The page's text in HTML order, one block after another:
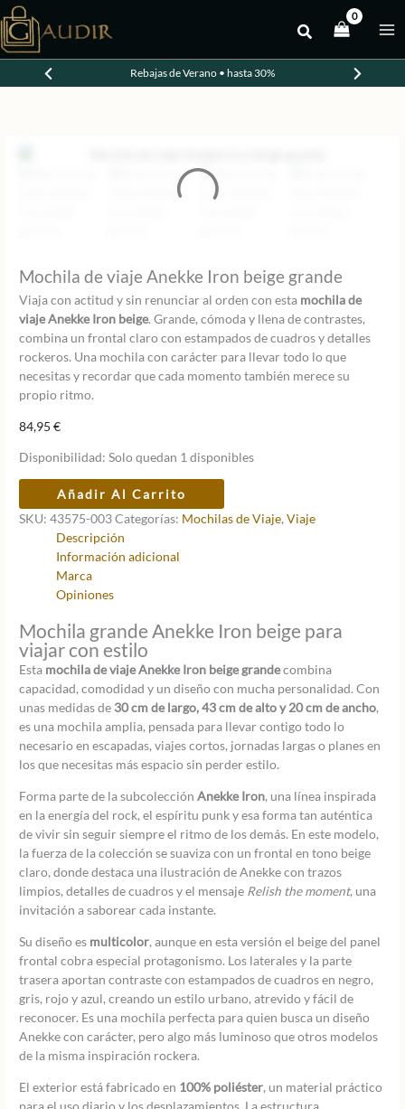
al
contenido
Rebajas de Verano • hasta 30%
Mochila de viaje Anekke Iron beige grande
Viaja con actitud y sin renunciar al orden con esta mochila de
viaje Anekke Iron beige. Grande, cómoda y llena de contrastes,
combina un frontal claro con estampados de cuadros y detalles
rockeros. Una mochila con carácter para llevar todo lo que
necesitas y recordar que cada momento también merece su
propio ritmo.
84,95€
Disponibilidad: Solo quedan 1 disponibles
Mochila
de
viaje
Anekke
grande
cantidad
Añadir Al Carrito
SKU:43575-003Categorías: Mochilas de Viaje,Viaje
Descripción
Información adicional
Marca
Opiniones
Mochila grande Anekke Iron beige para
viajar con estilo
Esta mochila de viaje Anekke Iron beige grandecombina
capacidad, comodidad y un diseño con mucha personalidad. Con
unas medidas de 30 cm de largo, 43 cm de alto y 20 cm de ancho,
es una mochila amplia, pensada para llevar contigo todo lo
necesario en escapadas, viajes cortos, jornadas largas o planes en
los que necesitas más espacio sin perder estilo.
Forma parte de la subcolecciónAnekke Iron, una línea inspirada
en la energía del rock, el espíritu punk y esa forma tan auténtica
de vivir sin seguir siempre el ritmo de los demás. En este modelo,
la fuerza de la colección se suaviza con un frontal en tono beige
claro, donde destaca una ilustración de Anekke con trazos
limpios, detalles de cuadros y el mensaje Relish the moment, una
invitación a saborear cada instante.
Su diseño es multicolor, aunque en esta versión el beige del panel
frontal cobra especial protagonismo. Los laterales y la parte
trasera aportan contraste con estampados de cuadros en negro,
gris, rojo y azul, creando un estilo urbano, atrevido y fácil de
reconocer. Es una mochila perfecta para quien busca un diseño
Anekke con carácter, pero algo más luminoso que otros modelos
de la misma inspiración rockera.
El exterior está fabricado en 100% poliéster, un material práctico
para el uso diario y los desplazamientos. La estructura